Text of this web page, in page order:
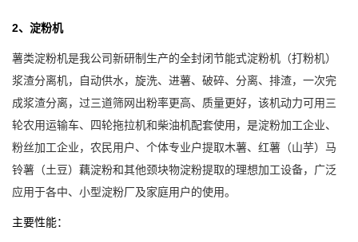
2、淀粉机
薯类淀粉机是我公司新研制生产的全封闭节能式淀粉机（打粉机）
浆渣分离机，自动供水，旋洗、进薯、破碎、分离、排渣，一次完
成浆渣分离，过三道筛网出粉率更高、质量更好，该机动力可用三
轮农用运输车、四轮拖拉机和柴油机配套使用，是淀粉加工企业、
粉丝加工企业，农民用户、个体专业户提取木薯、红薯（山芋）马
铃薯（土豆）藕淀粉和其他颈块物淀粉提取的理想加工设备，广泛
应用于各中、小型淀粉厂及家庭用户的使用。
主要性能：